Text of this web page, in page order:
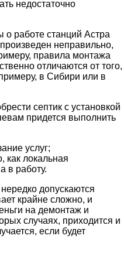
недостаточно
работе станций Астра
неправильно,
правила монтажа
отличаются от того,
в Сибири или в
септик с установкой
придется выполнить
услуг;
как локальная
в работу.
допускаются
крайне сложно, и
на демонтаж и
случаях, приходится и
если будет